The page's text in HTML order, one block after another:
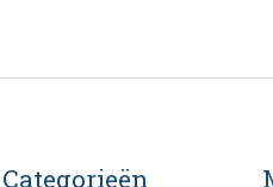
Categorieën